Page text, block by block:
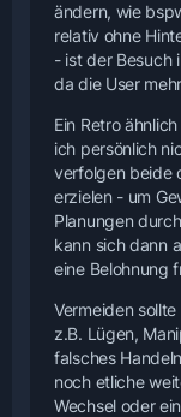
ändern, wie
relativ ohne
- ist der Besuch
da die User
Ein Retro
ich persönlich
verfolgen beide
erzielen - um
Planungen
kann sich dann
eine Belohnung
Vermeiden
z.B. Lügen,
falsches
noch etliche
Wechsel oder